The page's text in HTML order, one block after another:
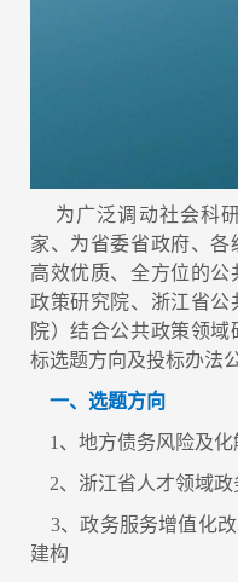
为广泛调动社会科
家、为省委省政府、
高效优质、全方位的
政策研究院、浙江省
院）结合公共政策领
标选题方向及投标办法
一、选题方向
1、地方债务风险及化
2、浙江省人才领域政
3、政务服务增值化
建构